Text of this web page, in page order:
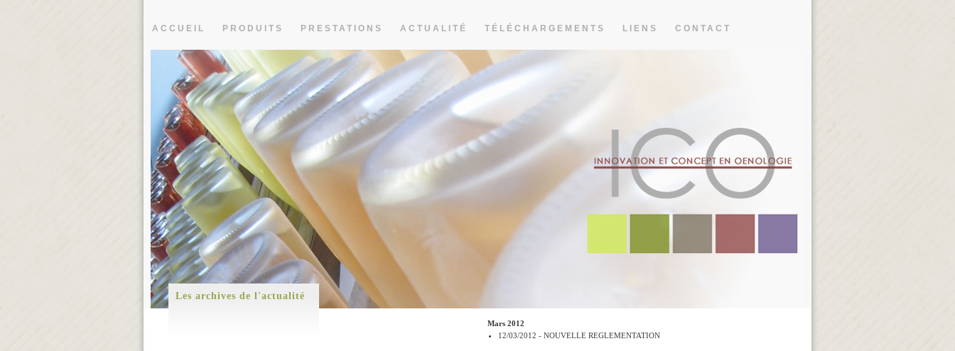
ACCUEIL PRODUITS PRESTATIONS ACTUALITÉ TÉLÉCHARGEMENTS LIENS CONTACT
Les archives de l'actualité
Mars 2012
12/03/2012 - NOUVELLE REGLEMENTATION